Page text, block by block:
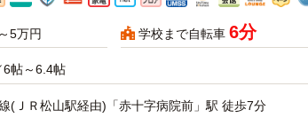
～5万円 学校まで自転車 6分
6帖～6.4帖
(ＪＲ松山駅経由)「赤十字病院前」駅 徒歩7分